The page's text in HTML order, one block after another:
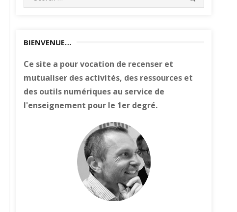
for:
BIENVENUE…
Ce site a pour vocation de recenser et
mutualiser des activités, des ressources et
des outils numériques au service de
l'enseignement pour le 1er degré.